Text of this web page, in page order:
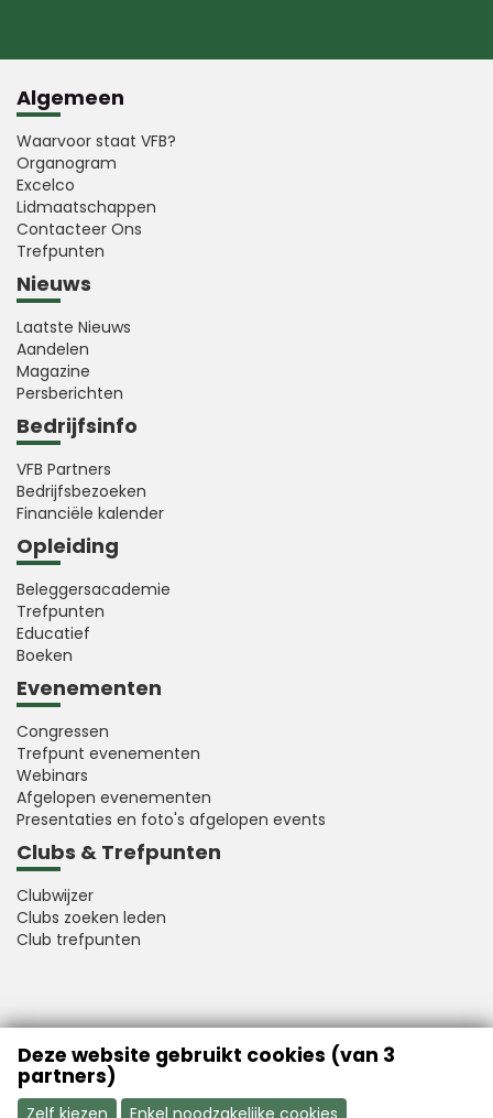
Algemeen
Waarvoor staat VFB?
Organogram
Excelco
Lidmaatschappen
Contacteer Ons
Trefpunten
Nieuws
Laatste Nieuws
Aandelen
Magazine
Persberichten
Bedrijfsinfo
VFB Partners
Bedrijfsbezoeken
Financiële kalender
Opleiding
Beleggersacademie
Trefpunten
Educatief
Boeken
Evenementen
Congressen
Trefpunt evenementen
Webinars
Afgelopen evenementen
Presentaties en foto's afgelopen events
Clubs & Trefpunten
Clubwijzer
Clubs zoeken leden
Club trefpunten
VFB is a member of Better Finance
Deze website gebruikt cookies (van 3
partners)
Zelf kiezen Enkel noodzakelijke cookies